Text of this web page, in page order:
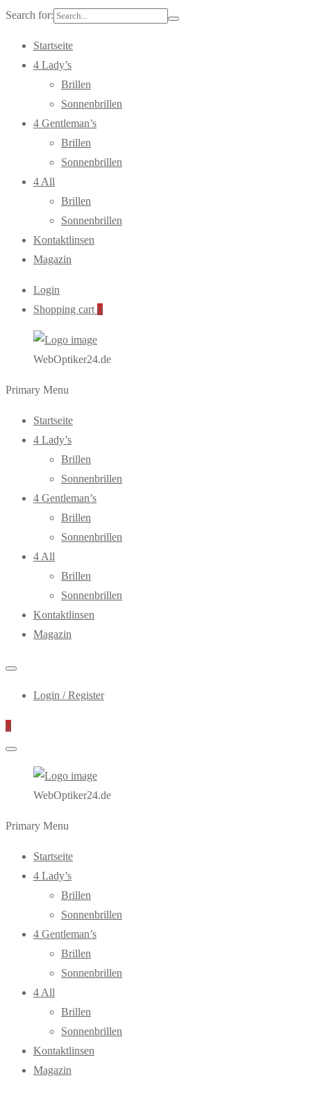
Search for:
Startseite
4 Lady’s
Brillen
Sonnenbrillen
4 Gentleman’s
Brillen
Sonnenbrillen
4 All
Brillen
Sonnenbrillen
Kontaktlinsen
Magazin
Login
Shopping cart 0
WebOptiker24.de
Primary Menu
Startseite
4 Lady’s
Brillen
Sonnenbrillen
4 Gentleman’s
Brillen
Sonnenbrillen
4 All
Brillen
Sonnenbrillen
Kontaktlinsen
Magazin
Login / Register
0
WebOptiker24.de
Primary Menu
Startseite
4 Lady’s
Brillen
Sonnenbrillen
4 Gentleman’s
Brillen
Sonnenbrillen
4 All
Brillen
Sonnenbrillen
Kontaktlinsen
Magazin